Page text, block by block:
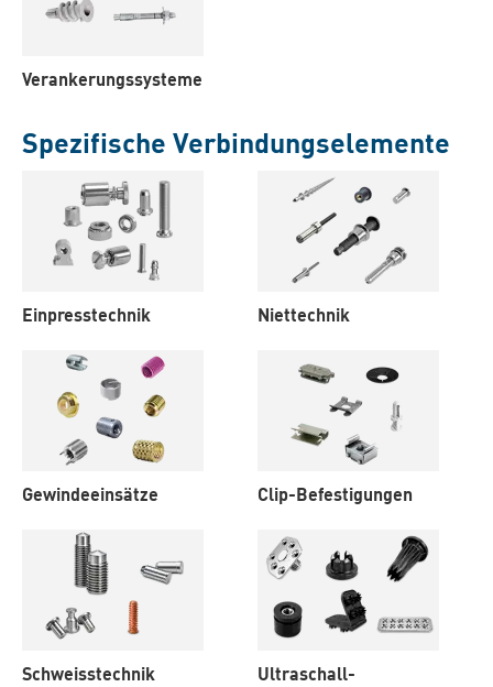
Verankerungssysteme
Spezifische Verbindungselemente
Einpresstechnik Niettechnik
Gewindeeinsätze Clip-Befestigungen
Schweisstechnik
Ultraschall-